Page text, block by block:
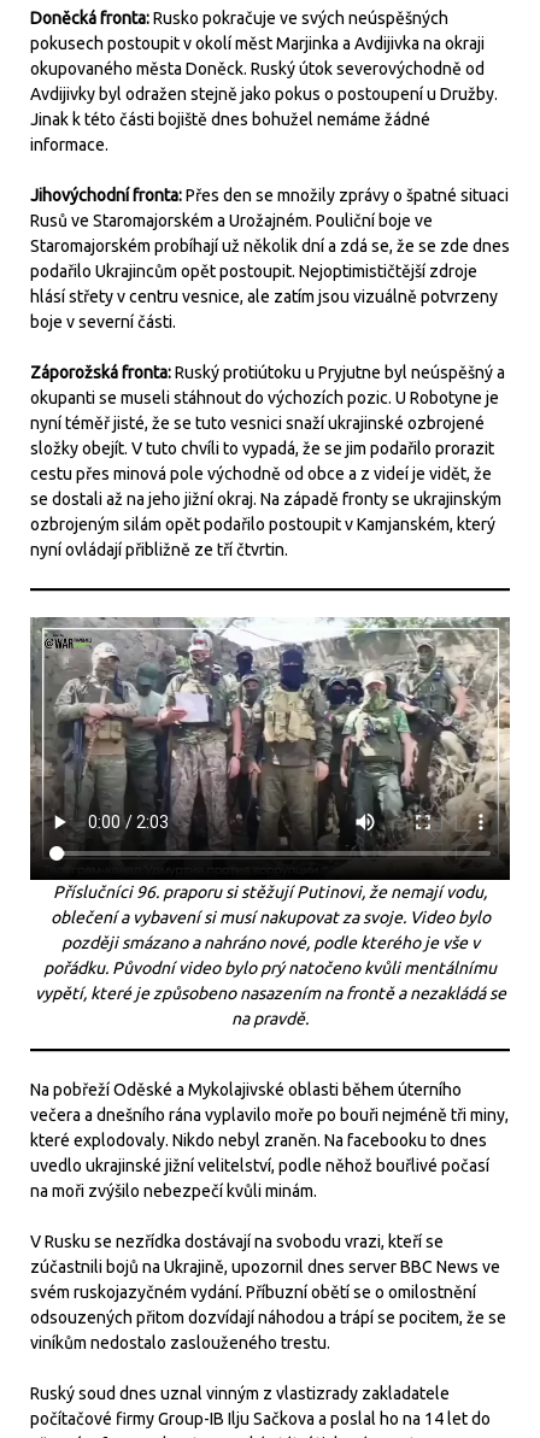
Doněcká fronta:Rusko pokračuje ve svých neúspěšných
pokusech postoupit v okolí měst Marjinka a Avdijivka na okraji
okupovaného města Doněck. Ruský útok severovýchodně od
Avdijivky byl odražen stejně jako pokus o postoupení u Družby.
Jinak k této části bojiště dnes bohužel nemáme žádné
informace.
Jihovýchodní fronta:Přes den se množily zprávy o špatné situaci
Rusů ve Staromajorském a Urožajném. Pouliční boje ve
Staromajorském probíhají už několik dní a zdá se, že se zde dnes
podařilo Ukrajincům opět postoupit. Nejoptimističtější zdroje
hlásí střety v centru vesnice, ale zatím jsou vizuálně potvrzeny
boje v severní části.
Záporožská fronta:Ruský protiútoku u Pryjutne byl neúspěšný a
okupanti se museli stáhnout do výchozích pozic. U Robotyne je
nyní téměř jisté, že se tuto vesnici snaží ukrajinské ozbrojené
složky obejít. V tuto chvíli to vypadá, že se jim podařilo prorazit
cestu přes minová pole východně od obce a z videí je vidět, že
se dostali až na jeho jižní okraj. Na západě fronty se ukrajinským
ozbrojeným silám opět podařilo postoupit v Kamjanském, který
nyní ovládají přibližně ze tří čtvrtin.
Příslučníci 96. praporu si stěžují Putinovi, že nemají vodu,
oblečení a vybavení si musí nakupovat za svoje. Video bylo
později smázano a nahráno nové, podle kterého je vše v
pořádku. Původní video bylo prý natočeno kvůli mentálnímu
vypětí, které je způsobeno nasazením na frontě a nezakládá se
na pravdě.
Na pobřeží Oděské a Mykolajivské oblasti během úterního
večera a dnešního rána vyplavilo moře po bouři nejméně tři miny,
které explodovaly. Nikdo nebyl zraněn. Na facebooku to dnes
uvedlo ukrajinské jižní velitelství, podle něhož bouřlivé počasí
na moři zvýšilo nebezpečí kvůli minám.
V Rusku se nezřídka dostávají na svobodu vrazi, kteří se
zúčastnili bojů na Ukrajině, upozornil dnes server BBC News ve
svém ruskojazyčném vydání. Příbuzní obětí se o omilostnění
odsouzených přitom dozvídají náhodou a trápí se pocitem, že se
viníkům nedostalo zaslouženého trestu.
Ruský soud dnes uznal vinným z vlastizrady zakladatele
počítačové firmy Group-IB Ilju Sačkova a poslal ho na 14 let do